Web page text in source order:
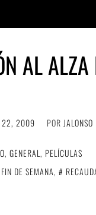
AL
22, 2009 POR JALONSO
, GENERAL, PELÍCULAS
DE SEMANA,